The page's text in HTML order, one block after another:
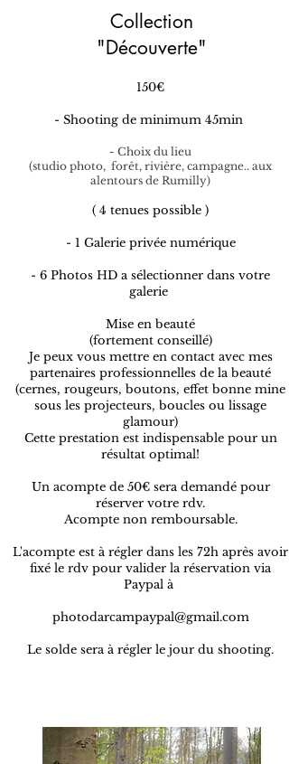
Collection
"Découverte"
​150€
- Shooting de minimum 45min
- Choix du lieu
(studio photo, forêt, rivière, campagne.. aux
alentours de Rumilly)
( 4 tenues possible )
- 1 Galerie privée numérique
- 6 Photos HD a sélectionner dans votre
galerie
Mise en beauté
(fortement conseillé)
Je peux vous mettre en contact avec mes
partenaires professionnelles de la beauté
(cernes, rougeurs, boutons, effet bonne mine
sous les projecteurs, boucles ou lissage
glamour)
Cette prestation est indispensable pour un
résultat optimal!
Un acompte de 50€ sera demandé pour
réserver votre rdv.
Acompte non remboursable.
L'acompte est à régler dans les 72h après avoir
fixé le rdv pour valider la réservation via
Paypal à
photodarcampaypal@gmail.com
Le solde sera à régler le jour du shooting.